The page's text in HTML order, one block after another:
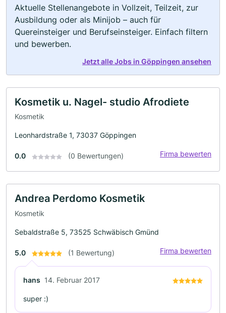
Aktuelle Stellenangebote in Vollzeit, Teilzeit, zur
Ausbildung oder als Minijob – auch für
Quereinsteiger und Berufseinsteiger. Einfach filtern
und bewerben.
Jetzt alle Jobs in Göppingen ansehen
Kosmetik u. Nagel- studio Afrodiete
Kosmetik
Leonhardstraße 1, 73037 Göppingen
0.0 (0 Bewertungen) Firma bewerten
Andrea Perdomo Kosmetik
Kosmetik
Sebaldstraße 5, 73525 Schwäbisch Gmünd
5.0 (1 Bewertung) Firma bewerten
hans 14. Februar 2017
super :)